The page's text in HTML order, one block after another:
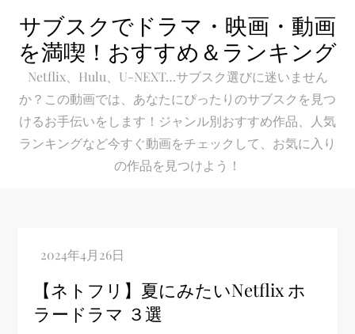
content
サブスクでドラマ・映画・動画
を満喫！おすすめ＆ランキング
Netflix、Hulu、U-NEXT…サブスク選びに迷いません
か？この動画では、あなたにぴったりのサブスクを見つ
けるお手伝いをします！ジャンル別おすすめ作品、人気
ランキングなど今すぐ動画をチェックして、お気に入り
の作品を見つけよう！
【ネトフリ】夏にみたいNetflix ホ
ラードラマ ３選